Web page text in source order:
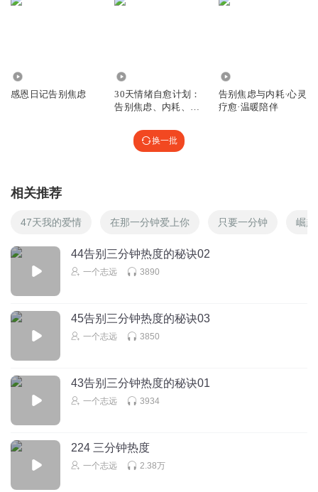
感恩日记告别焦虑
30天情绪自愈计划：
告别焦虑、内耗、自
告别焦虑与内耗·心灵
疗愈·温暖陪伴
换一批
相关推荐
47天我的爱情 在那一分钟爱上你 只要一分钟 崛
44告别三分钟热度的秘诀02
一个志远 3890
45告别三分钟热度的秘诀03
一个志远 3850
43告别三分钟热度的秘诀01
一个志远 3934
224 三分钟热度
一个志远 2.38万